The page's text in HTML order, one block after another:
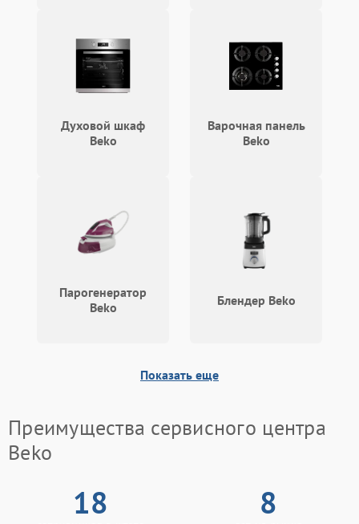
Духовой шкаф
Beko
Варочная панель
Beko
Парогенератор
Beko
Блендер Beko
Показать еще
Преимущества сервисного центра
Beko
18 8